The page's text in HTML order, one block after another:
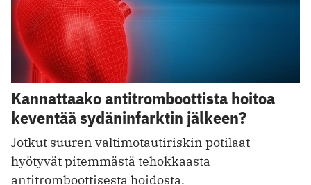
Kannattaako antitromboottista hoitoa
keventää sydäninfarktin jälkeen?
Jotkut suuren valtimotautiriskin potilaat
hyötyvät pitemmästä tehokkaasta
antitromboottisesta hoidosta.